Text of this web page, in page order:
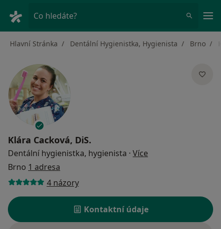
Co hledáte?
Hlavní Stránka Dentální Hygienistka, Hygienista Brno
Klára Cacková, DiS.
Dentální hygienistka, hygienista · Více
Brno 1 adresa
4 názory
Kontaktní údaje